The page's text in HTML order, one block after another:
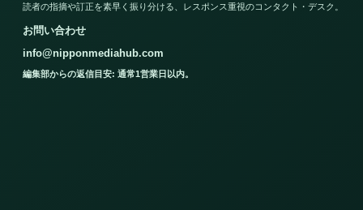
読者の指摘や訂正を素早く振り分ける、レスポンス重視のコンタクト・デスク。
お問い合わせ
info@nipponmediahub.com
編集部からの返信目安: 通常1営業日以内。